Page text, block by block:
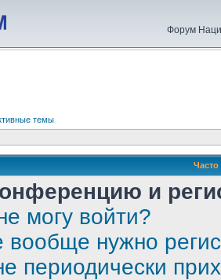
Форум
темы
и
могу войти?
нужно
периодически